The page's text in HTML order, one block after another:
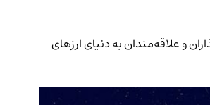
سرمایه‌گذاران و علاقه‌مندان به دنیای ارزهای